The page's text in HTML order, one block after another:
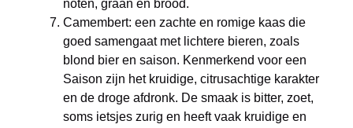
noten, graan en brood.
Camembert: een zachte en romige kaas die
goed samengaat met lichtere bieren, zoals
blond bier en saison. Kenmerkend voor een
Saison zijn het kruidige, citrusachtige karakter
en de droge afdronk. De smaak is bitter, zoet,
soms ietsjes zurig en heeft vaak kruidige en